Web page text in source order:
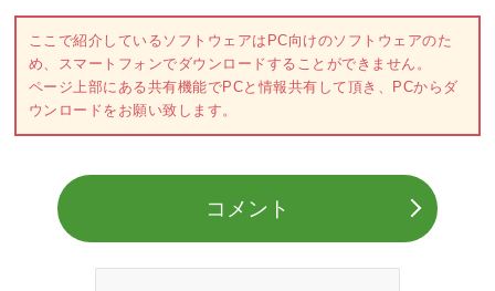
ここで紹介しているソフトウェアはPC向けのソフトウェアのた
め、スマートフォンでダウンロードすることができません。
ページ上部にある共有機能でPCと情報共有して頂き、PCからダ
ウンロードをお願い致します。
コメント